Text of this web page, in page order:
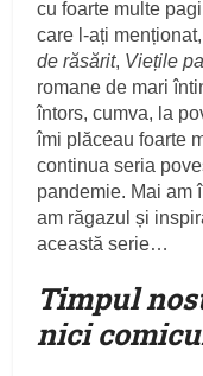
cu foarte multe
care l-ați
de răsărit, Viețile
romane de mari
întors, cumva, la
îmi plăceau foarte
continua seria
pandemie. Mai am
am răgazul și
această serie…
Timpul
nici